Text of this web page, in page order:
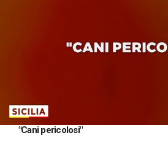
6.15%
"Cani pericolosi"